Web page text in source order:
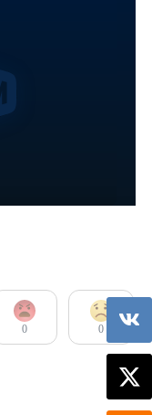
0 0